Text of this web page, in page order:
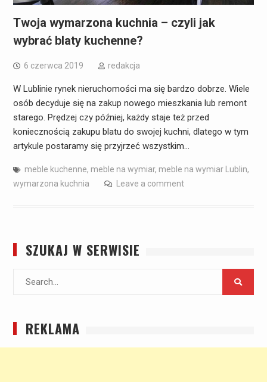
Twoja wymarzona kuchnia – czyli jak
wybrać blaty kuchenne?
6 czerwca 2019 redakcja
W Lublinie rynek nieruchomości ma się bardzo dobrze. Wiele
osób decyduje się na zakup nowego mieszkania lub remont
starego. Prędzej czy później, każdy staje też przed
koniecznością zakupu blatu do swojej kuchni, dlatego w tym
artykule postaramy się przyjrzeć wszystkim…
meble kuchenne, meble na wymiar, meble na wymiar Lublin,
wymarzona kuchnia
Leave a comment
SZUKAJ W SERWISIE
REKLAMA